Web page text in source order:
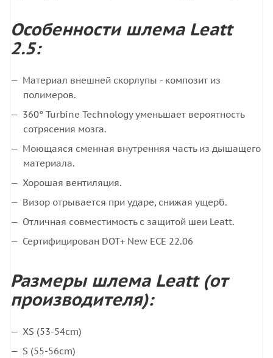
Особенности шлема Leatt
2.5:
Материал внешней скорлупы - композит из
полимеров.
360° Turbine Technology уменьшает вероятность
сотрясения мозга.
Моющаяся сменная внутренняя часть из дышащего
материала.
Хорошая вентиляция.
Визор отрывается при ударе, снижая ущерб.
Отличная совместимость с защитой шеи Leatt.
Сертифицирован DOT+ New ECE 22.06
Размеры шлема Leatt (от
производителя):
XS (53-54cm)
S (55-56cm)